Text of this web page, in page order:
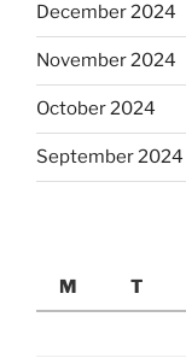
December 2024
November 2024
October 2024
September 2024
M
T